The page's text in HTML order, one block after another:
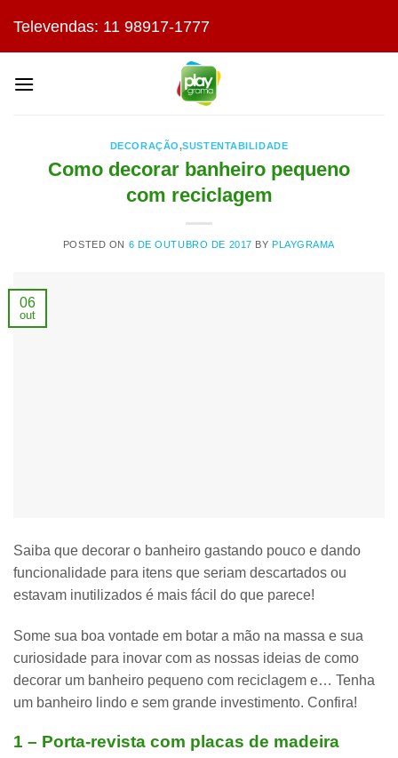
content
Televendas: 11 98917-1777
DECORAÇÃO,SUSTENTABILIDADE
Como decorar banheiro pequeno
com reciclagem
POSTED ON 6 DE OUTUBRO DE 2017 BY PLAYGRAMA
06
out
Saiba que decorar o banheiro gastando pouco e dando
funcionalidade para itens que seriam descartados ou
estavam inutilizados é mais fácil do que parece!
Some sua boa vontade em botar a mão na massa e sua
curiosidade para inovar com as nossas ideias de como
decorar um banheiro pequeno com reciclagem e… Tenha
um banheiro lindo e sem grande investimento. Confira!
1 – Porta-revista com placas de madeira